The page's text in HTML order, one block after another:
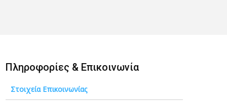
Πληροφορίες & Επικοινωνία
Στοιχεία Επικοινωνίας